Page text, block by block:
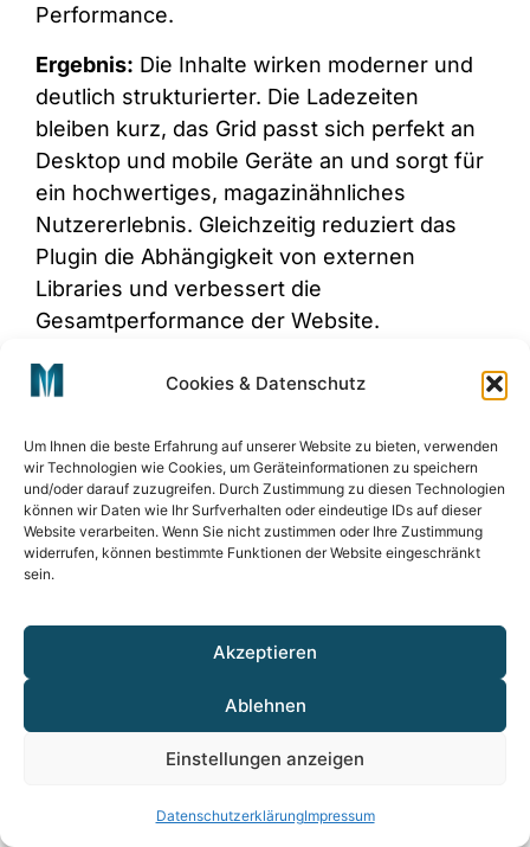
Cookies & Datenschutz
Um Ihnen die beste Erfahrung auf unserer Website zu bieten, verwenden
wir Technologien wie Cookies, um Geräteinformationen zu speichern
und/oder darauf zuzugreifen. Durch Zustimmung zu diesen Technologien
können wir Daten wie Ihr Surfverhalten oder eindeutige IDs auf dieser
Website verarbeiten. Wenn Sie nicht zustimmen oder Ihre Zustimmung
widerrufen, können bestimmte Funktionen der Website eingeschränkt
sein.
Akzeptieren
Ablehnen
Einstellungen anzeigen
DatenschutzerklärungImpressum
Performance.
Ergebnis: Die Inhalte wirken moderner und
deutlich strukturierter. Die Ladezeiten
bleiben kurz, das Grid passt sich perfekt an
Desktop und mobile Geräte an und sorgt für
ein hochwertiges, magazinähnliches
Nutzererlebnis. Gleichzeitig reduziert das
Plugin die Abhängigkeit von externen
Libraries und verbessert die
Gesamtperformance der Website.
7. Vorteile individueller
WordPress‑Plugins
Bessere Performance
Maßgeschneiderte Plugins enthalten nur den
Code, der wirklich benötigt wird – ohne
unnötige Funktionen, die die Website
schnelleren Ladezeiten
weniger Serverlast
besserer Core Web Vitals‑Performance